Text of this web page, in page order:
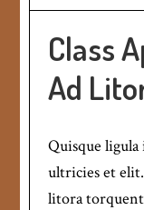
Class
Ad
Quisque ligula
ultricies et
litora